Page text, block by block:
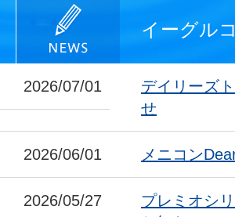
イーグル
2026/07/01
デイリーズ
せ
2026/06/01 メニコン
2026/05/27
プレミオシ